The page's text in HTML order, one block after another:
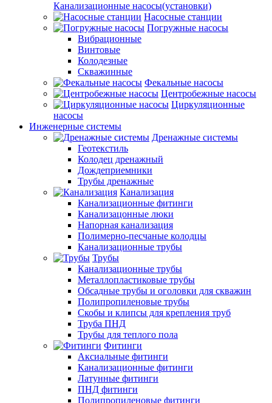
Канализационные насосы(установки)
Насосные станции
Погружные насосы
Вибрационные
Винтовые
Колодезные
Скважинные
Фекальные насосы
Центробежные насосы
Циркуляционные
насосы
Инженерные системы
Дренажные системы
Геотекстиль
Колодец дренажный
Дождеприемники
Трубы дренажные
Канализация
Канализационные фитинги
Канализацонные люки
Напорная канализация
Полимерно-песчаные колодцы
Канализационные трубы
Трубы
Канализационные трубы
Металлопластиковые трубы
Обсадные трубы и оголовки для скважин
Полипропиленовые трубы
Скобы и клипсы для крепления труб
Труба ПНД
Трубы для теплого пола
Фитинги
Аксиальные фитинги
Канализационные фитинги
Латунные фитинги
ПНД фитинги
Полипропиленовые фитинги